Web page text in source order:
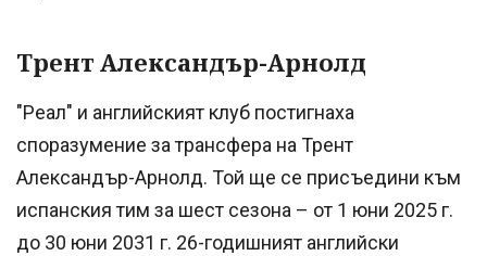
Трент Александър-Арнолд
"Реал" и английският клуб постигнаха
споразумение за трансфера на Трент
Александър-Арнолд. Той ще се присъедини към
испанския тим за шест сезона – от 1 юни 2025 г.
до 30 юни 2031 г. 26-годишният английски